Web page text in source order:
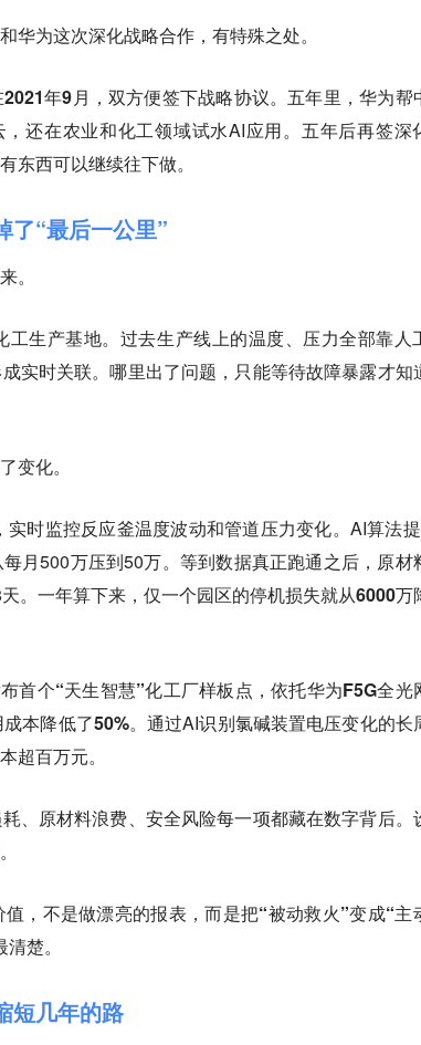
为这次深化战略合作，有特殊之处。
2021年9月，双方便签下战略协议。五年里，华为帮
还在农业和化工领域试水AI应用。 五年后再签深
东西可以继续往下做。
了“最后一公里”
。
生产基地。 过去生产线上的温度、压力全部靠人
实时关联。哪里出了问题，只能等待故障暴露才知
变化。
时监控反应釜温度波动和管道压力变化。AI算法
月500万压到50万。等到数据真正跑通之后，原材
。 一年算下来，仅一个园区的停机损失就从6000万
首个“天生智慧”化工厂样板点，依托华为F5G全光
本降低了50%。通过AI识别氯碱装置电压变化的长
超百万元。
、原材料浪费、安全风险每一项都藏在数字背后。
，不是做漂亮的报表，而是把“被动救火”变成“主
楚。
短几年的路